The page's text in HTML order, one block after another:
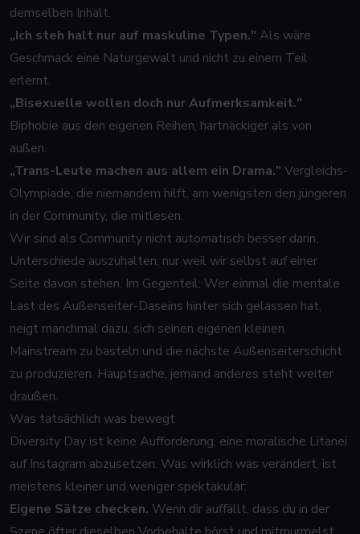
demselben Inhalt.
„Ich steh halt nur auf maskuline Typen." Als wäre
Geschmack eine Naturgewalt und nicht zu einem Teil
erlernt.
„Bisexuelle wollen doch nur Aufmerksamkeit."
Biphobie aus den eigenen Reihen, hartnäckiger als von
außen.
„Trans-Leute machen aus allem ein Drama." Vergleichs-
Olympiade, die niemandem hilft, am wenigsten den jüngeren
in der Community, die mitlesen.
Wir sind als Community nicht automatisch besser darin,
Unterschiede auszuhalten, nur weil wir selbst auf einer
Seite davon stehen. Im Gegenteil: Wer einmal die mentale
Last des Außenseiter-Daseins hinter sich gelassen hat,
neigt manchmal dazu, sich seinen eigenen kleinen
Mainstream zu basteln und die nächste Außenseiterschicht
zu produzieren. Hauptsache, jemand anderes steht weiter
draußen.
Was tatsächlich was bewegt
Diversity Day ist keine Aufforderung, eine moralische Litanei
auf Instagram abzusetzen. Was wirklich was verändert, ist
meistens kleiner und weniger spektakulär:
Eigene Sätze checken. Wenn dir auffällt, dass du in der